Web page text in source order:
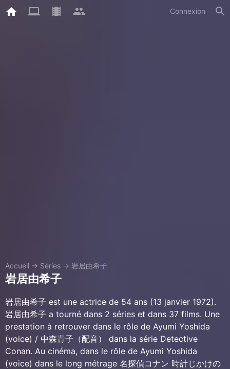
Connexion
Accueil → Séries → 岩居由希子
岩居由希子
岩居由希子 est une actrice de 54 ans (13 janvier 1972).
岩居由希子 a tourné dans 2 séries et dans 37 films. Une
prestation à retrouver dans le rôle de Ayumi Yoshida
(voice) / 中森青子（配音） dans la série Detective
Conan. Au cinéma, dans le rôle de Ayumi Yoshida
(voice) dans le long métrage 名探偵コナン 時計じかけの